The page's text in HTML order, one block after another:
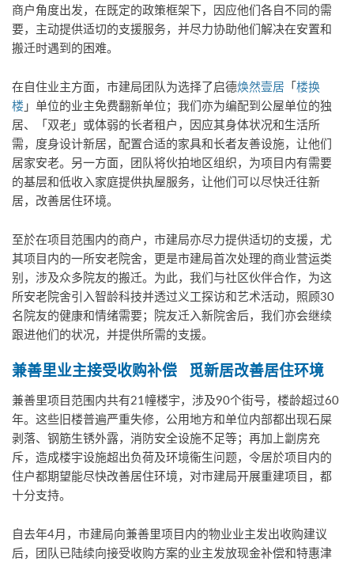
商户角度出发，在既定的政策框架下，因应他们各自不同的需
要，主动提供适切的支援服务，并尽力协助他们解决在安置和
搬迁时遇到的困难。
在自住业主方面，市建局团队为选择了启德焕然壹居 「楼换
楼 」单位的业主免费翻新单位；我们亦为编配到公屋单位的独
居、「双老」或体弱的长者租户，因应其身体状况和生活所
需，度身设计新居，配置合适的家具和长者友善设施，让他们
居家安老。另一方面，团队将伙拍地区组织，为项目内有需要
的基层和低收入家庭提供执屋服务，让他们可以尽快迁往新
居，改善居住环境。
至於在项目范围内的商户，市建局亦尽力提供适切的支援，尤
其项目内的一所安老院舍，更是市建局首次处理的商业营运类
别，涉及众多院友的搬迁。为此，我们与社区伙伴合作，为这
所安老院舍引入智龄科技并透过义工探访和艺术活动，照顾30
名院友的健康和情绪需要；院友迁入新院舍后，我们亦会继续
跟进他们的状况，并提供所需的支援。
兼善里业主接受收购补偿 觅新居改善居住环境
兼善里项目范围内共有21幢楼宇，涉及90个街号，楼龄超过60
年。这些旧楼普遍严重失修，公用地方和单位内部都出现石屎
剥落、钢筋生锈外露，消防安全设施不足等；再加上劏房充
斥，造成楼宇设施超出负荷及环境衞生问题，令居於项目内的
住户都期望能尽快改善居住环境，对市建局开展重建项目，都
十分支持。
自去年4月，市建局向兼善里项目内的物业业主发出收购建议
后，团队已陆续向接受收购方案的业主发放现金补偿和特惠津